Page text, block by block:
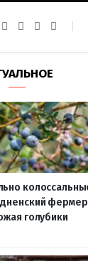
g
r
a
m
u
b
т
е
фермер
голубики